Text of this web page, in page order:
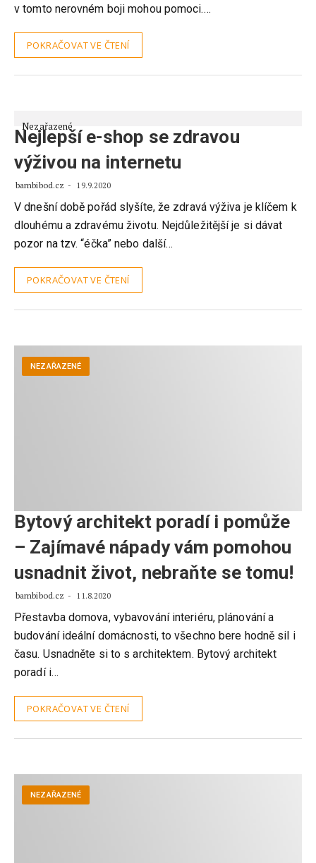
v tomto nerovném boji mohou pomoci.…
POKRAČOVAT VE ČTENÍ
Nezařazené
Nejlepší e-shop se zdravou
výživou na internetu
bambibod.cz 19.9.2020
V dnešní době pořád slyšíte, že zdravá výživa je klíčem k
dlouhému a zdravému životu. Nejdůležitější je si dávat
pozor na tzv. “éčka” nebo další…
POKRAČOVAT VE ČTENÍ
NEZAŘAZENÉ
Bytový architekt poradí i pomůže
– Zajímavé nápady vám pomohou
usnadnit život, nebraňte se tomu!
bambibod.cz 11.8.2020
Přestavba domova, vybavování interiéru, plánování a
budování ideální domácnosti, to všechno bere hodně sil i
času. Usnadněte si to s architektem. Bytový architekt
poradí i…
POKRAČOVAT VE ČTENÍ
NEZAŘAZENÉ